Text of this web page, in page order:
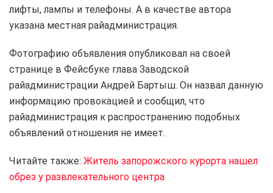
лифты, лампы и телефоны. А в качестве автора
указана местная райадминистрация.
Фотографию объявления опубликовал на своей
странице в Фейсбуке глава Заводской
райадминистрации Андрей Бартыш. Он назвал данную
информацию провокацией и сообщил, что
райадминистрация к распространению подобных
объявлений отношения не имеет.
Читайте также: Житель запорожского курорта нашел
обрез у развлекательного центра